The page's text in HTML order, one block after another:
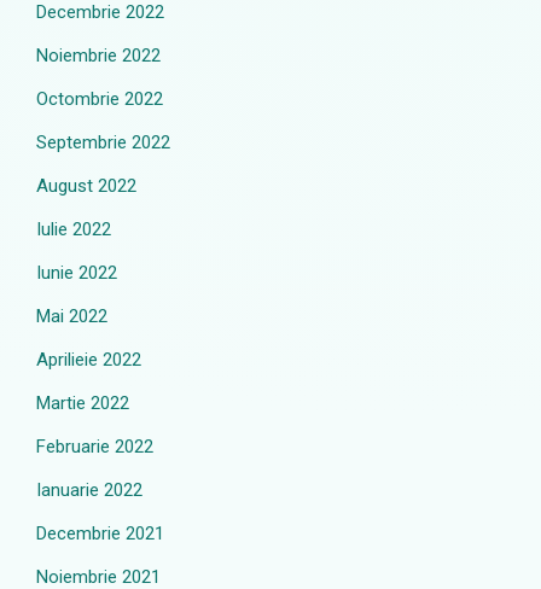
Decembrie 2022
Noiembrie 2022
Octombrie 2022
Septembrie 2022
August 2022
Iulie 2022
Iunie 2022
Mai 2022
Aprilieie 2022
Martie 2022
Februarie 2022
Ianuarie 2022
Decembrie 2021
Noiembrie 2021